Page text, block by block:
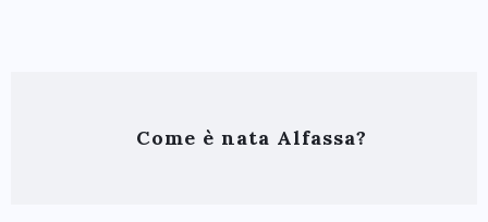
Come è nata Alfassa?